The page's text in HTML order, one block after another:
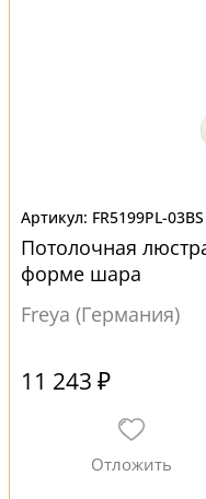
FR5199PL-03BS
Потолочная
форме шара
Freya (Германия)
11 243 ₽